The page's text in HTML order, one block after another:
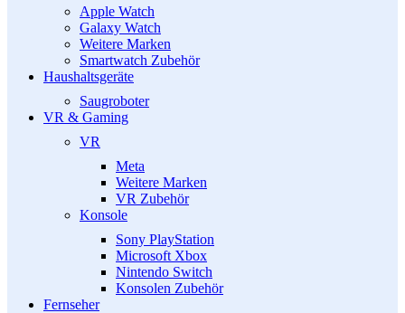
Apple Watch
Galaxy Watch
Weitere Marken
Smartwatch Zubehör
Haushaltsgeräte
Saugroboter
VR & Gaming
VR
Meta
Weitere Marken
VR Zubehör
Konsole
Sony PlayStation
Microsoft Xbox
Nintendo Switch
Konsolen Zubehör
Fernseher